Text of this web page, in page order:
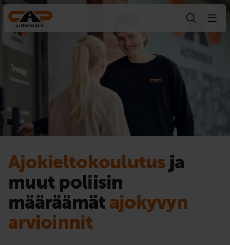
Hyppää sisältöön
Ajokieltokoulutus ja
muut poliisin
määräämät ajokyvyn
arvioinnit